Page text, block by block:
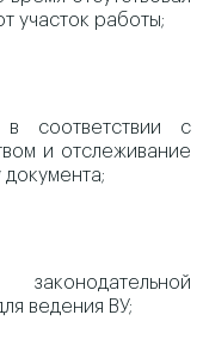
участок работы;
соответствии с
и отслеживание
ведения ВУ;